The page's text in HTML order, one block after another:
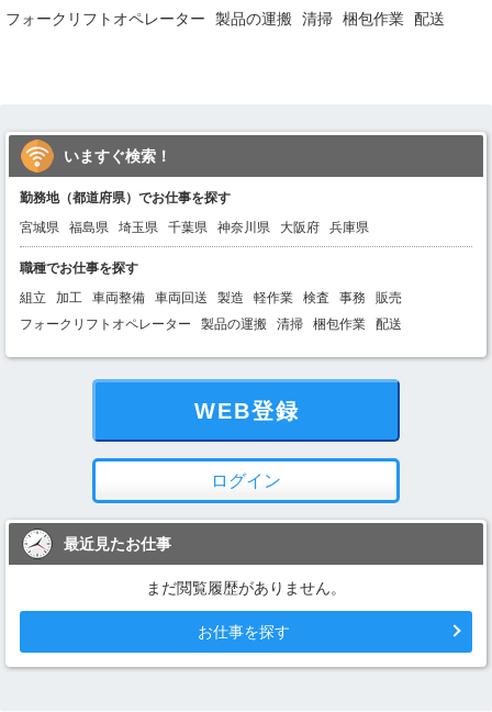
フォークリフトオペレーター
製品の運搬 清掃 梱包作業 配送
いますぐ検索！
勤務地（都道府県）でお仕事を探す
宮城県
福島県 埼玉県 千葉県 神奈川県 大阪府 兵庫県
職種でお仕事を探す
組立
加工 車両整備 車両回送 製造 軽作業 検査 事務
販売
フォークリフトオペレーター
製品の運搬 清掃 梱包作業 配送
WEB登録
ログイン
最近見たお仕事
まだ閲覧履歴がありません。
お仕事を探す